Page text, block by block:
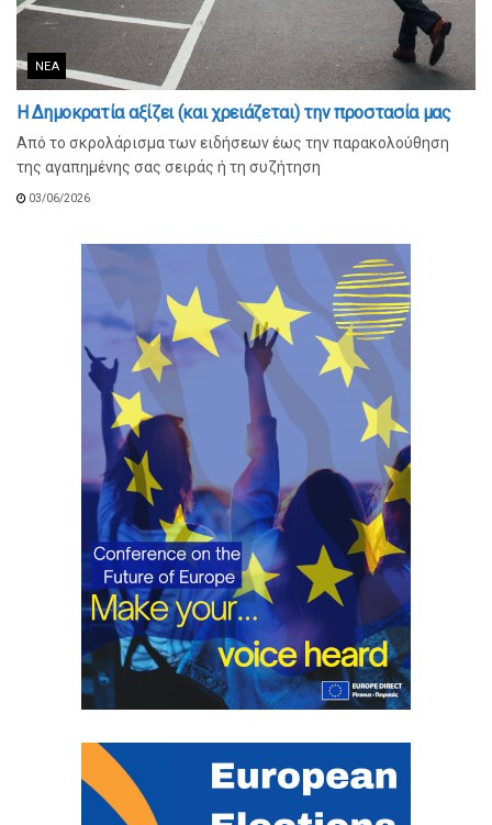
ΝΈΑ
Η Δημοκρατία αξίζει (και χρειάζεται) την προστασία μας
Από το σκρολάρισμα των ειδήσεων έως την παρακολούθηση
της αγαπημένης σας σειράς ή τη συζήτηση
03/06/2026